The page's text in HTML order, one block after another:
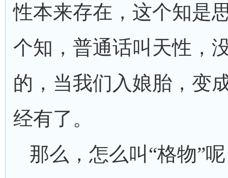
性本来存在，这个知是
个知，普通话叫天性，
的，当我们入娘胎，变
经有了。
那么，怎么叫“格物”